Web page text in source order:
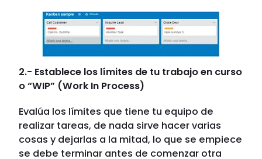
2.- Establece los límites de tu trabajo en curso
o “WIP” (Work In Process)
Evalúa los límites que tiene tu equipo de
realizar tareas, de nada sirve hacer varias
cosas y dejarlas a la mitad, lo que se empiece
se debe terminar antes de comenzar otra